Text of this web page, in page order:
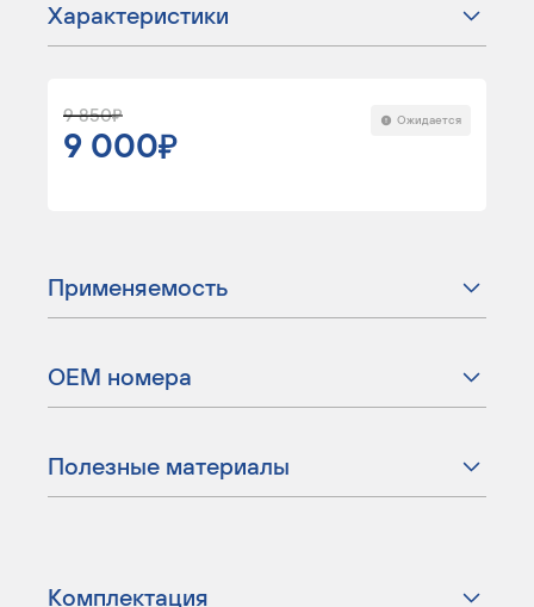
Характеристики
9 850
9 000
Ожидается
Применяемость
ОЕМ номера
Полезные материалы
Комплектация